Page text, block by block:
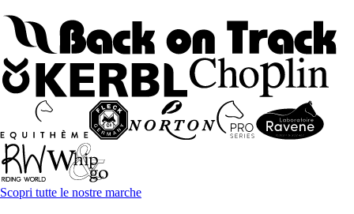
Scopri tutte le nostre marche